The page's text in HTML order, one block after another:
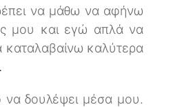
να μάθω να αφήνω
μου και εγώ απλά να
καταλαβαίνω καλύτερα
δουλέψει μέσα μου.